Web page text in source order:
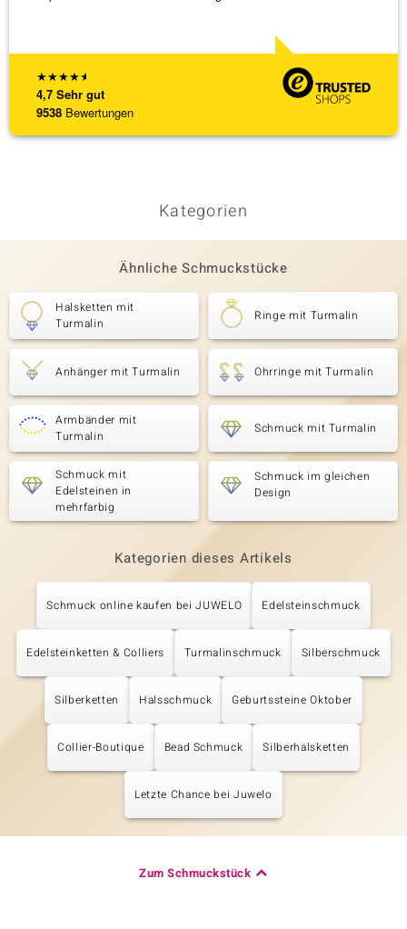
★★★★★
4,7 Sehr gut
9538 Bewertungen
Kategorien
Ähnliche Schmuckstücke
Halsketten mit
Turmalin
Ringe mit Turmalin
Anhänger mit Turmalin Ohrringe mit Turmalin
Armbänder mit
Turmalin
Schmuck mit Turmalin
Schmuck mit
Edelsteinen in
mehrfarbig
Schmuck im gleichen
Design
Kategorien dieses Artikels
Schmuck online kaufen bei JUWELO Edelsteinschmuck
Edelsteinketten & Colliers Turmalinschmuck Silberschmuck
Silberketten Halsschmuck Geburtssteine Oktober
Collier-Boutique Bead Schmuck Silberhalsketten
Letzte Chance bei Juwelo
Zum Schmuckstück